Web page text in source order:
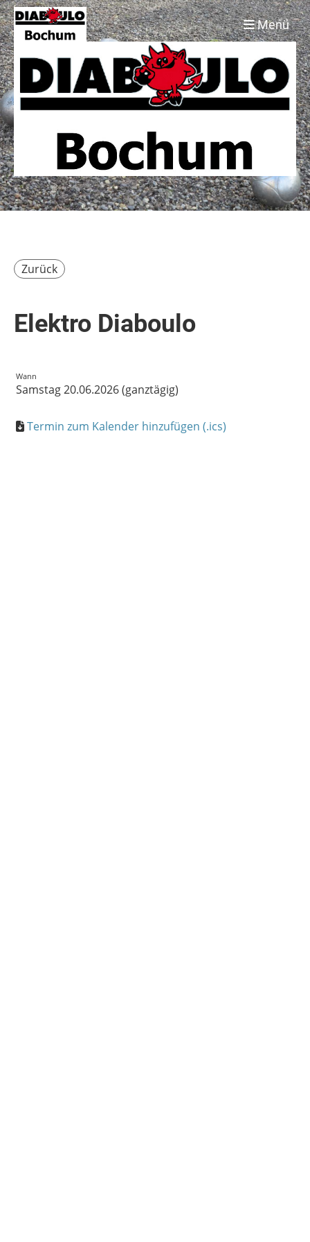
Menü
Zurück
Elektro Diaboulo
Wann
Samstag 20.06.2026 (ganztägig)
Termin zum Kalender hinzufügen (.ics)